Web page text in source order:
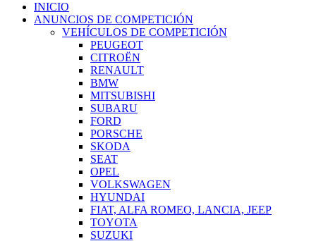
INICIO
ANUNCIOS DE COMPETICIÓN
VEHÍCULOS DE COMPETICIÓN
PEUGEOT
CITROËN
RENAULT
BMW
MITSUBISHI
SUBARU
FORD
PORSCHE
SKODA
SEAT
OPEL
VOLKSWAGEN
HYUNDAI
FIAT, ALFA ROMEO, LANCIA, JEEP
TOYOTA
SUZUKI